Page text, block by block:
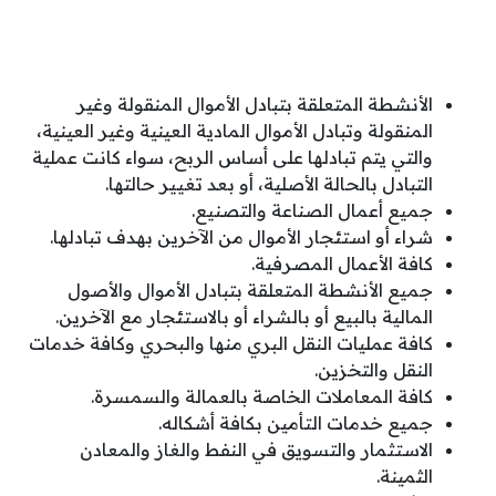
الأنشطة المتعلقة بتبادل الأموال المنقولة وغير
المنقولة وتبادل الأموال المادية العينية وغير العينية،
والتي يتم تبادلها على أساس الربح، سواء كانت عملية
التبادل بالحالة الأصلية، أو بعد تغيير حالتها.
جميع أعمال الصناعة والتصنيع.
شراء أو استئجار الأموال من الآخرين بهدف تبادلها.
كافة الأعمال المصرفية.
جميع الأنشطة المتعلقة بتبادل الأموال والأصول
المالية بالبيع أو بالشراء أو بالاستئجار مع الآخرين.
كافة عمليات النقل البري منها والبحري وكافة خدمات
النقل والتخزين.
كافة المعاملات الخاصة بالعمالة والسمسرة.
جميع خدمات التأمين بكافة أشكاله.
الاستثمار والتسويق في النفط والغاز والمعادن
الثمينة.